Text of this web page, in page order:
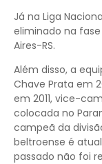
Já na Liga
eliminado na
Aires-RS.
Além disso, a
Chave Prata em
em 2011, vice-
colocada no
campeã da
beltroense é
passado não foi